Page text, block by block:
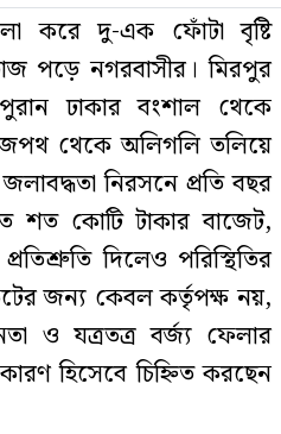
করে দু-এক ফোঁটা বৃষ্টি
পড়ে নগরবাসীর। মিরপুর
ঢাকার বংশাল থেকে
থেকে অলিগলি তলিয়ে
নিরসনে প্রতি বছর
শত কোটি টাকার বাজেট,
দিলেও পরিস্থিতির
জন্য কেবল কর্তৃপক্ষ নয়,
ও যত্রতত্র বর্জ্য ফেলার
হিসেবে চিহ্নিত করছেন